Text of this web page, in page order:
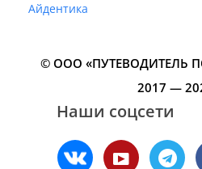
Айдентика
© ООО «ПУТЕВОДИТЕЛЬ
2017 —
Наши соцсети